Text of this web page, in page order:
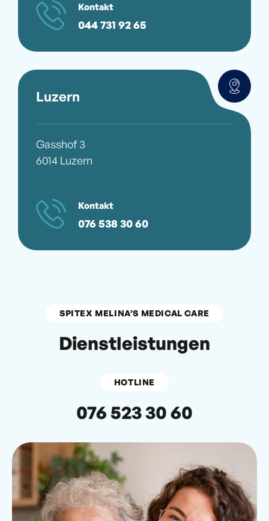
Kontakt
044 731 92 65
Luzern
Gasshof 3
6014 Luzern
Kontakt
076 538 30 60
SPITEX MELINA’S MEDICAL CARE
Dienstleistungen
HOTLINE
076 523 30 60